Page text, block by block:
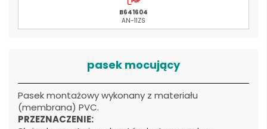
B641604
AN-11ZS
pasek mocujący
Pasek montażowy wykonany z materiału
(membrana) PVC.
PRZEZNACZENIE: